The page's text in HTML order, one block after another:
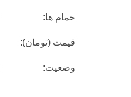
حمام ها:
قیمت (تومان):
وضعیت: